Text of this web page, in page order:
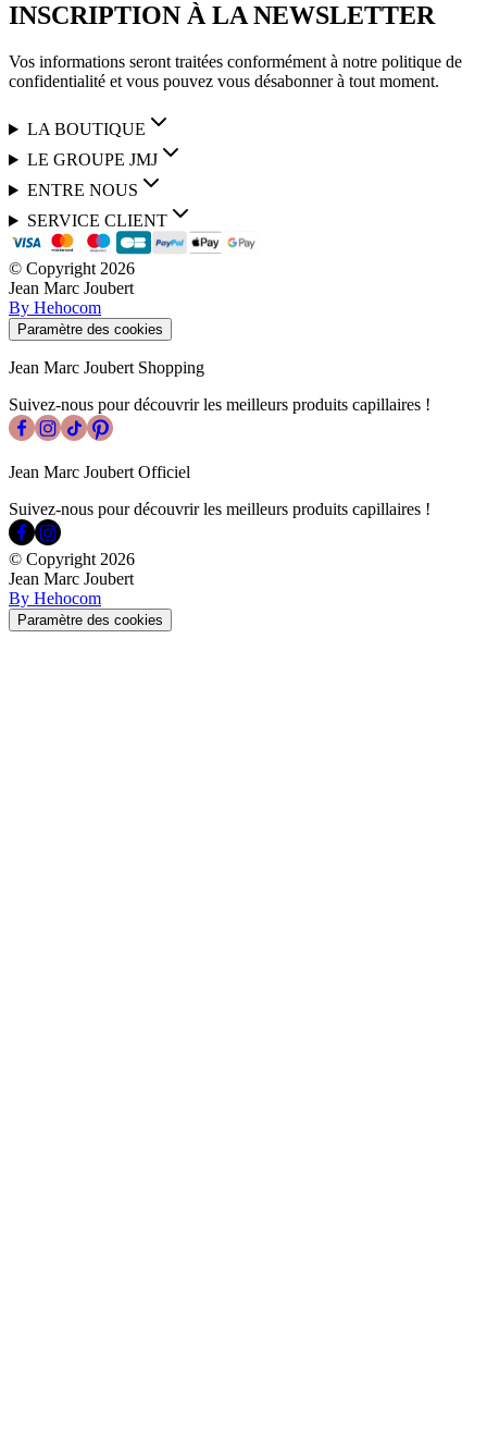
INSCRIPTION À LA NEWSLETTER
Vos informations seront traitées conformément à notre politique de
confidentialité et vous pouvez vous désabonner à tout moment.
LA BOUTIQUE
LE GROUPE JMJ
ENTRE NOUS
SERVICE CLIENT
© Copyright 2026
Jean Marc Joubert
By Hehocom
Paramètre des cookies
Jean Marc Joubert Shopping
Suivez-nous pour découvrir les meilleurs produits capillaires !
Jean Marc Joubert Officiel
Suivez-nous pour découvrir les meilleurs produits capillaires !
© Copyright 2026
Jean Marc Joubert
By Hehocom
Paramètre des cookies